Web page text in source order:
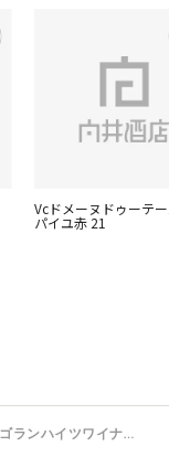
Vcドメーヌドゥーテ
パイユ赤 21
ヤルデン ピノグリ ゴランハイツワイナリー2019